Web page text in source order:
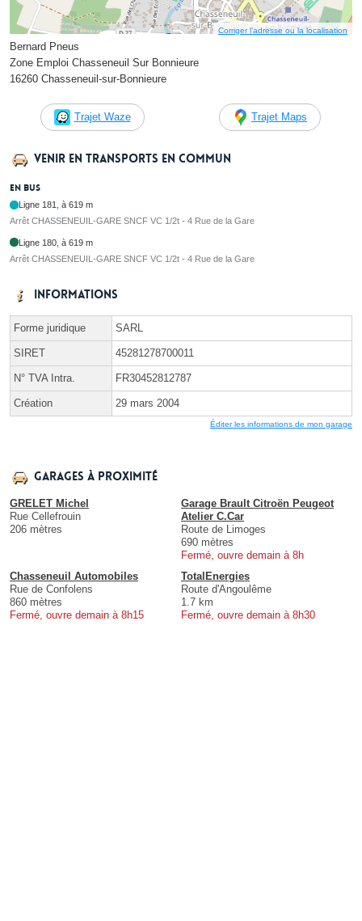
Corriger l’adresse ou la localisation
Bernard Pneus
Zone Emploi Chasseneuil Sur Bonnieure
16260 Chasseneuil-sur-Bonnieure
Trajet Waze Trajet Maps
Venir en transports en commun
En bus
Ligne 181, à 619 m
Arrêt CHASSENEUIL-GARE SNCF VC 1/2t - 4 Rue de la Gare
Ligne 180, à 619 m
Arrêt CHASSENEUIL-GARE SNCF VC 1/2t - 4 Rue de la Gare
Informations
Forme juridique SARL
SIRET 45281278700011
N° TVA Intra. FR30452812787
Création 29 mars 2004
Éditer les informations de mon garage
Garages à proximité
GRELET Michel
Rue Cellefrouin
206 mètres
Garage Brault Citroën Peugeot
Atelier C.Car
Route de Limoges
690 mètres
Fermé, ouvre demain à 8h
Chasseneuil Automobiles
Rue de Confolens
860 mètres
Fermé, ouvre demain à 8h15
TotalEnergies
Route d'Angoulême
1.7 km
Fermé, ouvre demain à 8h30